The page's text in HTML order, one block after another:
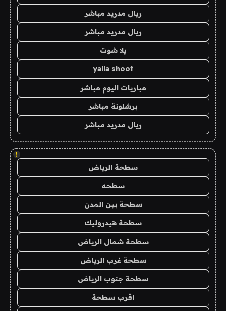
ريال مدريد مباشر
ريال مدريد مباشر
يلا شوت
yalla shoot
مباريات اليوم مباشر
برشلونة مباشر
ريال مدريد مباشر
!
سطحة الرياض
سطحه
سطحة بين المدن
سطحة هيدروليك
سطحة شمال الرياض
سطحة غرب الرياض
سطحة جنوب الرياض
اقرب سطحة